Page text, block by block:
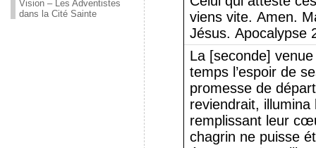
Vision – Les Adventistes
dans la Cité Sainte
viens vite. Amen.
Jésus. Apocalypse
La [seconde]
temps l’espoir de
promesse de
reviendrait, illumina
remplissant leur
chagrin ne puisse